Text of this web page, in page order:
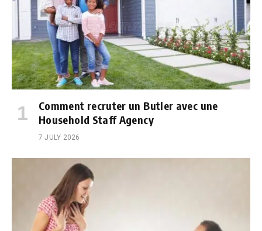
Comment recruter un Butler avec une
Household Staff Agency
7 JULY 2026